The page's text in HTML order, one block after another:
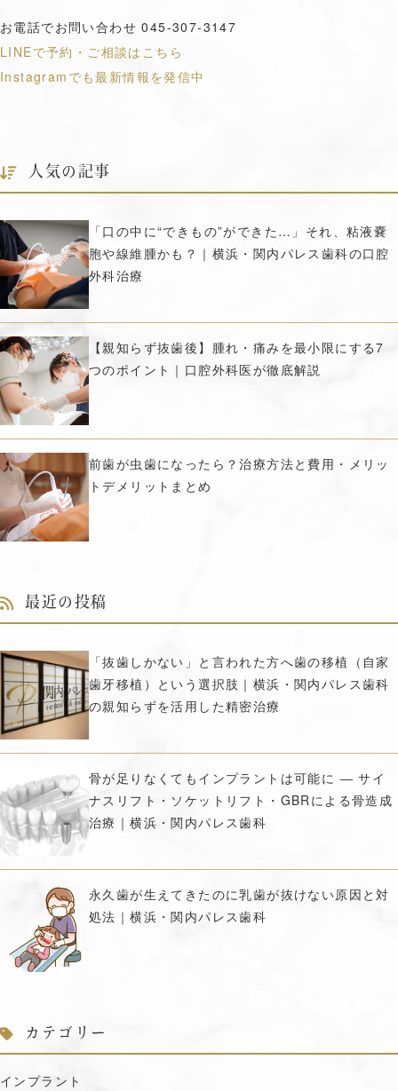
お電話でお問い合わせ 045-307-3147
LINEで予約・ご相談はこちら
Instagramでも最新情報を発信中
人気の記事
「口の中に“できもの”ができた…」それ、粘液嚢
胞や線維腫かも？｜横浜・関内パレス歯科の口腔
外科治療
【親知らず抜歯後】腫れ・痛みを最小限にする7
つのポイント｜口腔外科医が徹底解説
前歯が虫歯になったら？治療方法と費用・メリッ
トデメリットまとめ
最近の投稿
「抜歯しかない」と言われた方へ歯の移植（自家
歯牙移植）という選択肢｜横浜・関内パレス歯科
の親知らずを活用した精密治療
骨が足りなくてもインプラントは可能に ― サイ
ナスリフト・ソケットリフト・GBRによる骨造成
治療｜横浜・関内パレス歯科
永久歯が生えてきたのに乳歯が抜けない原因と対
処法｜横浜・関内パレス歯科
カテゴリー
インプラント